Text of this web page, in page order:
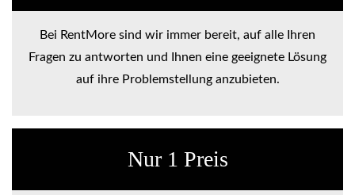
Bei RentMore sind wir immer bereit, auf alle Ihren
Fragen zu antworten und Ihnen eine geeignete Lösung
auf ihre Problemstellung anzubieten.
Nur 1 Preis